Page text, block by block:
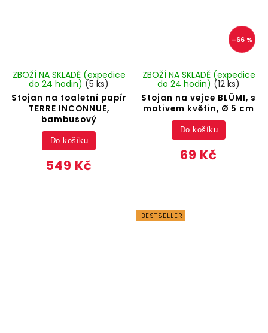
Stojan na toaletní papír
TERRE INCONNUE,
bambusový
ZBOŽÍ NA SKLADĚ (expedice
do 24 hodin) (5 ks)
549 Kč
Do košíku
–66 %
Stojan na vejce BLÜMI, s
motivem květin, Ø 5 cm
ZBOŽÍ NA SKLADĚ (expedice
do 24 hodin) (12 ks)
69 Kč
Do košíku
BESTSELLER